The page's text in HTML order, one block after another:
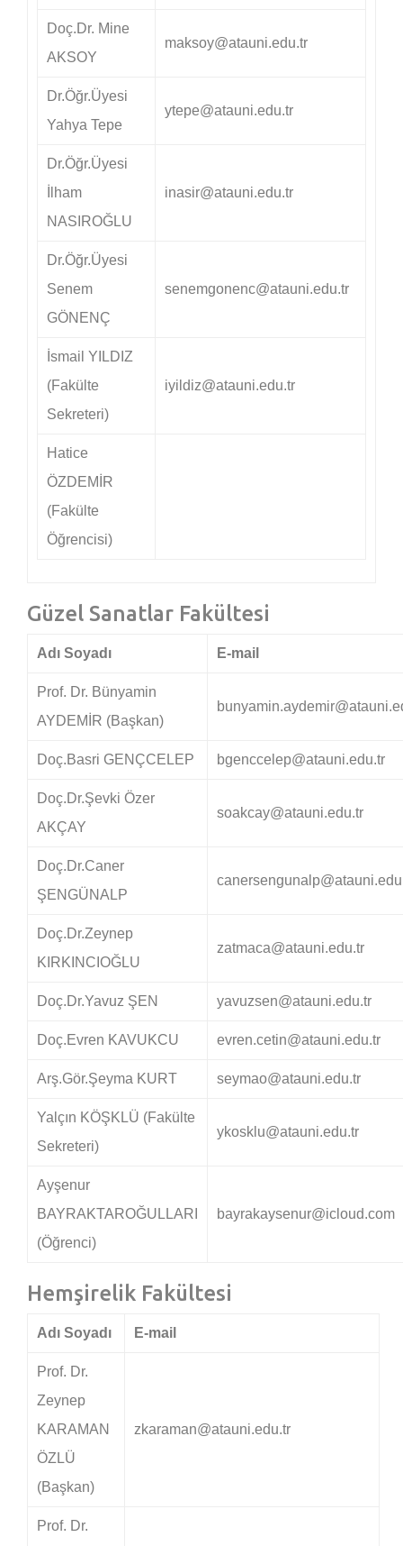
Doç.Dr. Mine
AKSOY
maksoy@atauni.edu.tr
Dr.Öğr.Üyesi
Yahya Tepe
ytepe@atauni.edu.tr
Dr.Öğr.Üyesi
İlham
NASIROĞLU
inasir@atauni.edu.tr
Dr.Öğr.Üyesi
Senem
GÖNENÇ
senemgonenc@atauni.edu.tr
İsmail YILDIZ
(Fakülte
Sekreteri)
iyildiz@atauni.edu.tr
Hatice
ÖZDEMİR
(Fakülte
Öğrencisi)
Güzel Sanatlar Fakültesi
Adı Soyadı E-mail
Prof. Dr. Bünyamin
AYDEMİR (Başkan)
Doç.Basri GENÇCELEP bgenccelep@atauni.edu.tr
Doç.Dr.Şevki Özer
AKÇAY
soakcay@atauni.edu.tr
Doç.Dr.Caner
ŞENGÜNALP
Doç.Dr.Zeynep
KIRKINCIOĞLU
zatmaca@atauni.edu.tr
Doç.Dr.Yavuz ŞEN yavuzsen@atauni.edu.tr
Doç.Evren KAVUKCU evren.cetin@atauni.edu.tr
Arş.Gör.Şeyma KURT seymao@atauni.edu.tr
Yalçın KÖŞKLÜ (Fakülte
Sekreteri)
ykosklu@atauni.edu.tr
Ayşenur
BAYRAKTAROĞULLARI
(Öğrenci)
bayrakaysenur@icloud.com
Hemşirelik Fakültesi
Adı Soyadı E-mail
Prof. Dr.
Zeynep
KARAMAN
ÖZLÜ
(Başkan)
zkaraman@atauni.edu.tr
Prof. Dr.